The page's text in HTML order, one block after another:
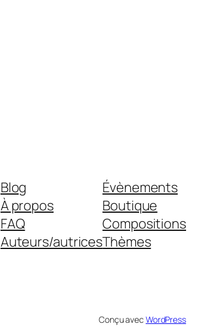
Blog
À propos
FAQ
Auteurs/autrices
Évènements
Boutique
Compositions
Thèmes
Conçu avec WordPress